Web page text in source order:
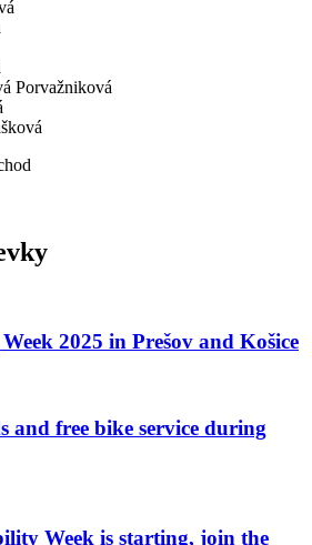
Porvažniková
2025 in Prešov and Košice
and free bike service during
Week is starting, join the